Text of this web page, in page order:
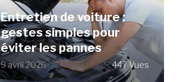
Entretien de voiture :
gestes simples pour
éviter les pannes
9 avril 2026 447 Vues